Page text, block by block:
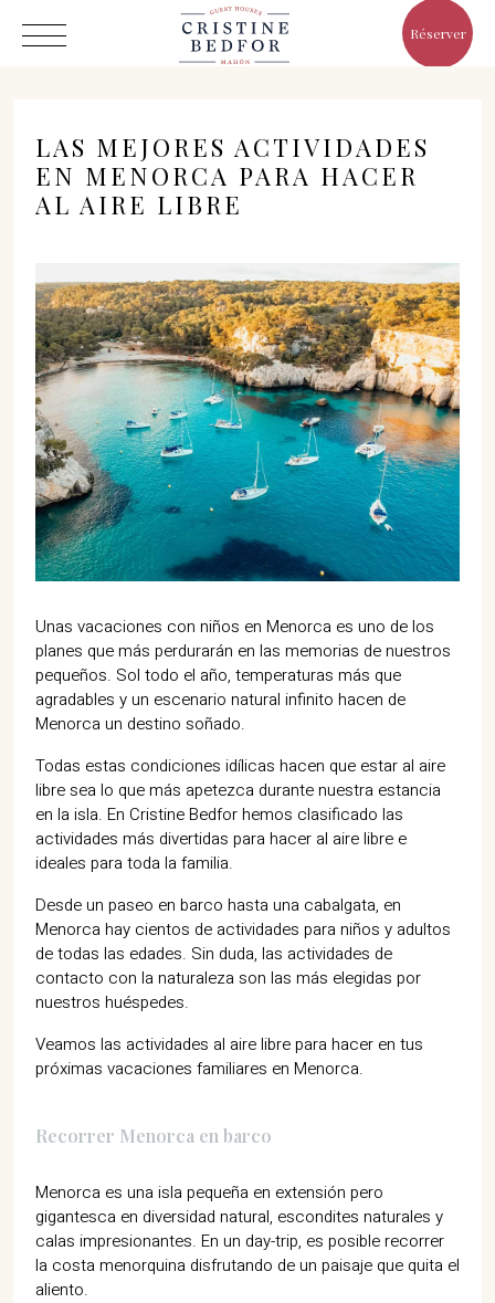
Réserver
Eat & Drink
Avantages
Le Monde de Cristine
Galerie
C/ Infanta, 19
07702 Mahón, Menorca
Hotel: +34 971 635 502
+34 687 88 28 88
LAS MEJORES ACTIVIDADES
EN MENORCA PARA HACER
AL AIRE LIBRE
Unas vacaciones con niños en Menorca es uno de los
planes que más perdurarán en las memorias de nuestros
pequeños. Sol todo el año, temperaturas más que
agradables y un escenario natural infinito hacen de
Menorca un destino soñado.
Todas estas condiciones idílicas hacen que estar al aire
libre sea lo que más apetezca durante nuestra estancia
en la isla. En Cristine Bedfor hemos clasificado las
actividades más divertidas para hacer al aire libre e
ideales para toda la familia.
Desde un paseo en barco hasta una cabalgata, en
Menorca hay cientos de actividades para niños y adultos
de todas las edades. Sin duda, las actividades de
contacto con la naturaleza son las más elegidas por
nuestros huéspedes.
Veamos las actividades al aire libre para hacer en tus
próximas vacaciones familiares en Menorca.
Recorrer Menorca en barco
Menorca es una isla pequeña en extensión pero
gigantesca en diversidad natural, escondites naturales y
calas impresionantes. En un day-trip, es posible recorrer
la costa menorquina disfrutando de un paisaje que quita el
aliento.